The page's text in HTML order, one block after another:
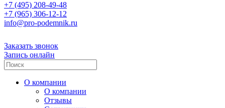
+7 (495) 208-49-48
+7 (965) 306-12-12
info@pro-podemnik.ru
Заказать звонок
Запись онлайн
О компании
О компании
Отзывы